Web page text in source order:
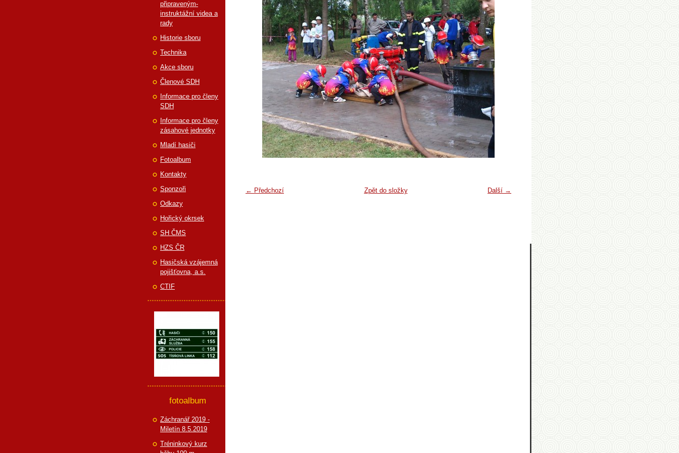
← Předchozí Další →
Zpět do složky
připraveným-
instruktážní videa a
rady
Historie sboru
Technika
Akce sboru
Členové SDH
Informace pro členy
SDH
Informace pro členy
zásahové jednotky
Mladí hasiči
Fotoalbum
Kontakty
Sponzoři
Odkazy
Hořický okrsek
SH ČMS
HZS ČR
Hasičská vzájemná
pojišťovna, a.s.
CTIF
fotoalbum
Záchranář 2019 -
Miletín 8.5.2019
Tréninkový kurz